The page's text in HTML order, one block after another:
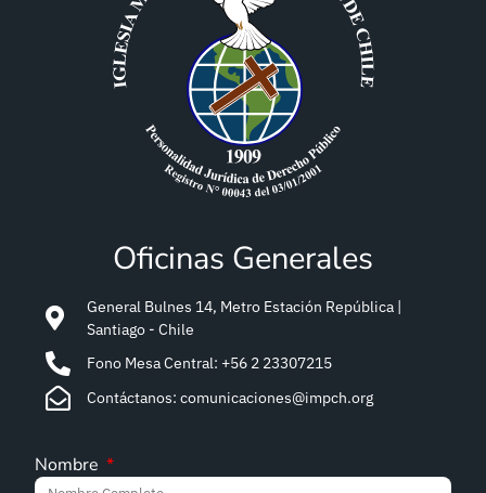
Oficinas Generales
General Bulnes 14, Metro Estación República |
Santiago - Chile
Fono Mesa Central: +56 2 23307215
Contáctanos: comunicaciones@impch.org
Nombre